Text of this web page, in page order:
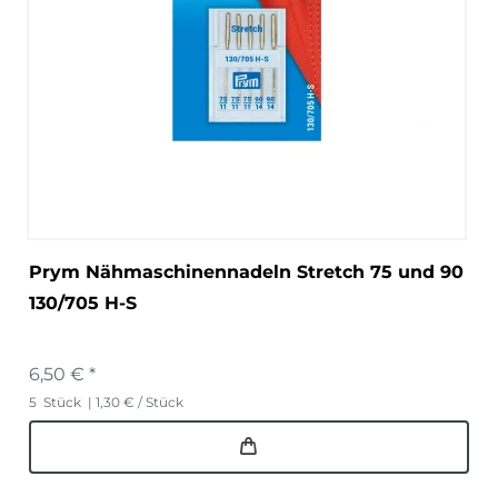
Prym Nähmaschinennadeln Stretch 75 und 90
130/705 H-S
6,50 € *
5 Stück | 1,30 € / Stück